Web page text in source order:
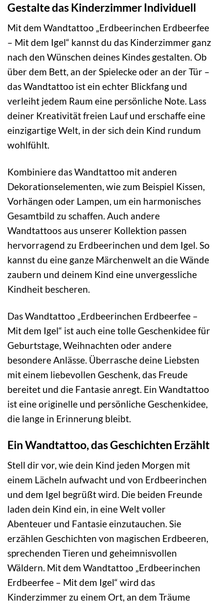
Gestalte das Kinderzimmer Individuell
Mit dem Wandtattoo „Erdbeerinchen Erdbeerfee
– Mit dem Igel“ kannst du das Kinderzimmer ganz
nach den Wünschen deines Kindes gestalten. Ob
über dem Bett, an der Spielecke oder an der Tür –
das Wandtattoo ist ein echter Blickfang und
verleiht jedem Raum eine persönliche Note. Lass
deiner Kreativität freien Lauf und erschaffe eine
einzigartige Welt, in der sich dein Kind rundum
wohlfühlt.
Kombiniere das Wandtattoo mit anderen
Dekorationselementen, wie zum Beispiel Kissen,
Vorhängen oder Lampen, um ein harmonisches
Gesamtbild zu schaffen. Auch andere
Wandtattoos aus unserer Kollektion passen
hervorragend zu Erdbeerinchen und dem Igel. So
kannst du eine ganze Märchenwelt an die Wände
zaubern und deinem Kind eine unvergessliche
Kindheit bescheren.
Das Wandtattoo „Erdbeerinchen Erdbeerfee –
Mit dem Igel“ ist auch eine tolle Geschenkidee für
Geburtstage, Weihnachten oder andere
besondere Anlässe. Überrasche deine Liebsten
mit einem liebevollen Geschenk, das Freude
bereitet und die Fantasie anregt. Ein Wandtattoo
ist eine originelle und persönliche Geschenkidee,
die lange in Erinnerung bleibt.
Ein Wandtattoo, das Geschichten Erzählt
Stell dir vor, wie dein Kind jeden Morgen mit
einem Lächeln aufwacht und von Erdbeerinchen
und dem Igel begrüßt wird. Die beiden Freunde
laden dein Kind ein, in eine Welt voller
Abenteuer und Fantasie einzutauchen. Sie
erzählen Geschichten von magischen Erdbeeren,
sprechenden Tieren und geheimnisvollen
Wäldern. Mit dem Wandtattoo „Erdbeerinchen
Erdbeerfee – Mit dem Igel“ wird das
Kinderzimmer zu einem Ort, an dem Träume